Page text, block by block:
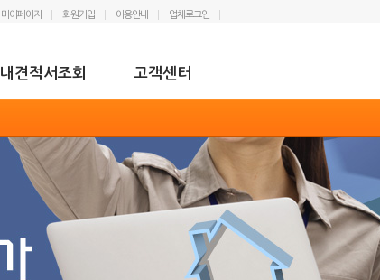
마이페이지 회원가입 이용안내 업체로그인
내견적서조회 고객센터